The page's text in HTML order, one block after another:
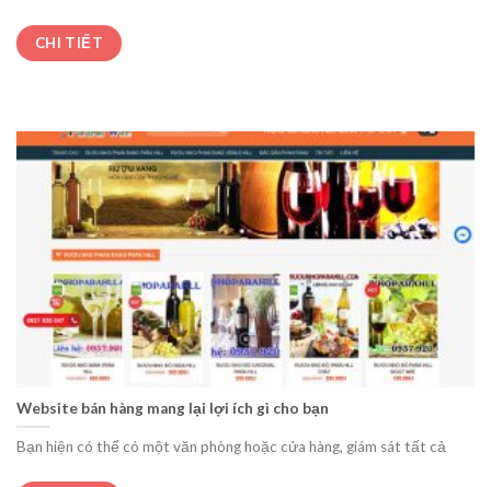
CHI TIẾT
Website bán hàng mang lại lợi ích gì cho bạn
Bạn hiện có thể có một văn phòng hoặc cửa hàng, giám sát tất cả